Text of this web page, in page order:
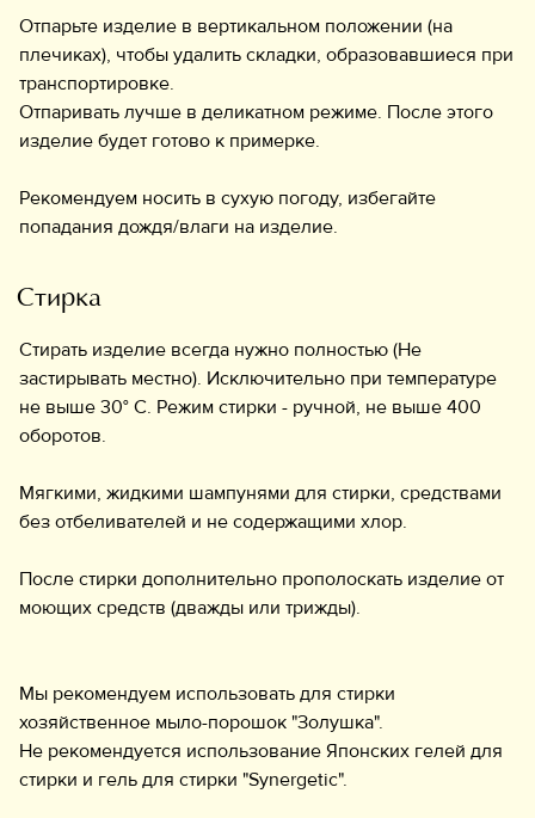
Отпарьте изделие в вертикальном положении (на
плечиках), чтобы удалить складки, образовавшиеся при
транспортировке.
Отпаривать лучше в деликатном режиме. После этого
изделие будет готово к примерке.
Рекомендуем носить в сухую погоду, избегайте
попадания дождя/влаги на изделие.
Стирка
Стирать изделие всегда нужно полностью (Не
застирывать местно). Исключительно при температуре
не выше 30° C. Режим стирки - ручной, не выше 400
оборотов.
Мягкими, жидкими шампунями для стирки, средствами
без отбеливателей и не содержащими хлор.
После стирки дополнительно прополоскать изделие от
моющих средств (дважды или трижды).
Мы рекомендуем использовать для стирки
хозяйственное мыло-порошок "Золушка".
Не рекомендуется использование Японских гелей для
стирки и гель для стирки "Synergetic".